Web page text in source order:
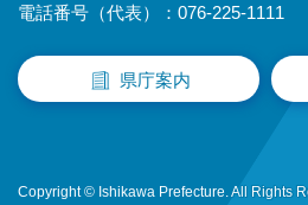
電話番号（代表）：076-225-1111
県庁案内
Copyright © Ishikawa Prefecture. All Rights